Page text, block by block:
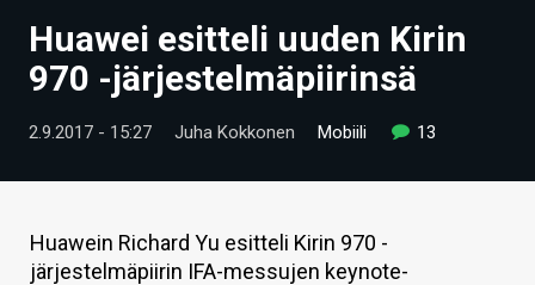
UUTISET
TIETOA
Huawei esitteli uuden Kirin
970 -järjestelmäpiirinsä
2.9.2017 - 15:27 Juha Kokkonen Mobiili 13
Huawein Richard Yu esitteli Kirin 970 -
järjestelmäpiirin IFA-messujen keynote-